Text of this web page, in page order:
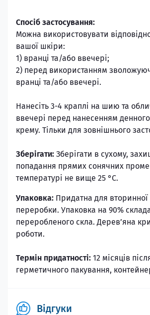
Спосіб застосування:
Можна використовувати
вашої шкіри:
1) вранці та/або ввечері;
2) перед використанням
вранці та/або ввечері.
Нанесіть 3-4 краплі на шию та
ввечері перед нанесенням
крему. Тільки для зовнішнього
Зберігати: Зберігати в сухому,
попадання прямих сонячних
температурі не вище 25 °С.
Упаковка: Придатна для вторинної
переробки. Упаковка на 90%
переробленого скла. Дерев’яна
роботи.
Термін придатності: 12 місяців
герметичного пакування,
Відгуки